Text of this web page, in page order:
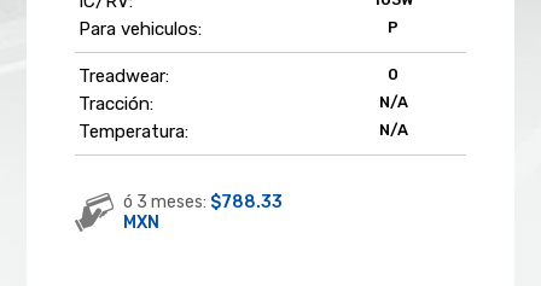
Para vehiculos: P
Treadwear: 0
Tracción: N/A
Temperatura: N/A
ó 3 meses: $788.33
MXN